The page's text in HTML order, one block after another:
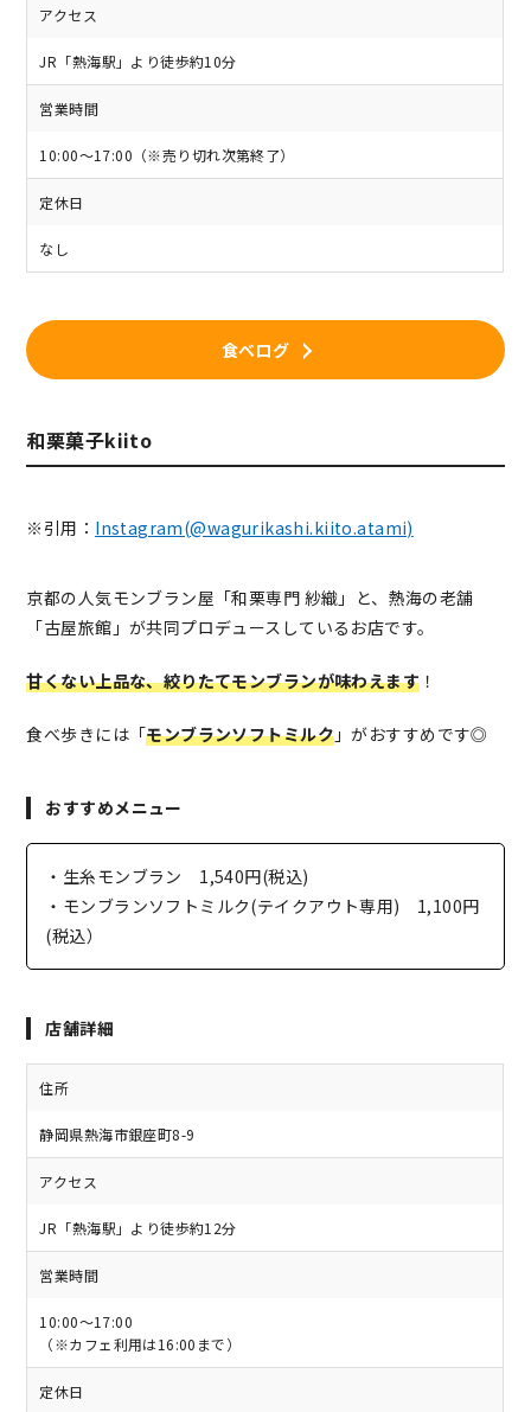
アクセス
JR「熱海駅」より徒歩約10分
営業時間
10:00～17:00（※売り切れ次第終了）
定休日
なし
食べログ
和栗菓子kiito
※引用： Instagram(@wagurikashi.kiito.atami)
京都の人気モンブラン屋「和栗専門 紗織」と、熱海の老舗
「古屋旅館」が共同プロデュースしているお店です。
甘くない上品な、絞りたてモンブランが味わえます ！
食べ歩きには「モンブランソフトミルク」がおすすめです◎
おすすめメニュー
・生糸モンブラン 1,540円(税込)
・モンブランソフトミルク(テイクアウト専用) 1,100円
(税込）
店舗詳細
住所
静岡県熱海市銀座町8-9
アクセス
JR「熱海駅」より徒歩約12分
営業時間
10:00～17:00
（※カフェ利用は16:00まで）
定休日